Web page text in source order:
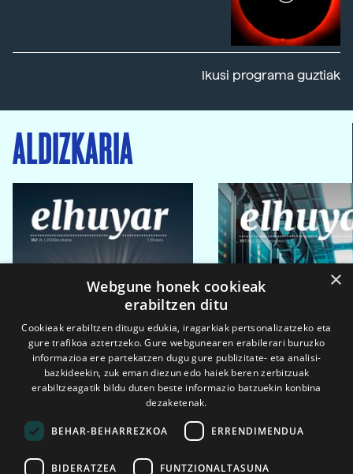
Ikusi programa guztiak
ALDIZKARIA
×
Webgune honek cookieak
erabiltzen ditu
Cookieak erabiltzen ditugu edukia, iragarkiak pertsonalizatzeko eta
gure trafikoa aztertzeko. Gure webgunearen erabilerari buruzko
informazioa ere partekatzen dugu gure publizitate- eta analisi-
bazkideekin, zuk eman diezun edo haiek beren zerbitzuak
erabiltzeagatik bildu duten beste informazio batzuekin konbina
dezaketenak.
BEHAR-BEHARREZKOA ERRENDIMENDUA
BIDERATZEA FUNTZIONALTASUNA